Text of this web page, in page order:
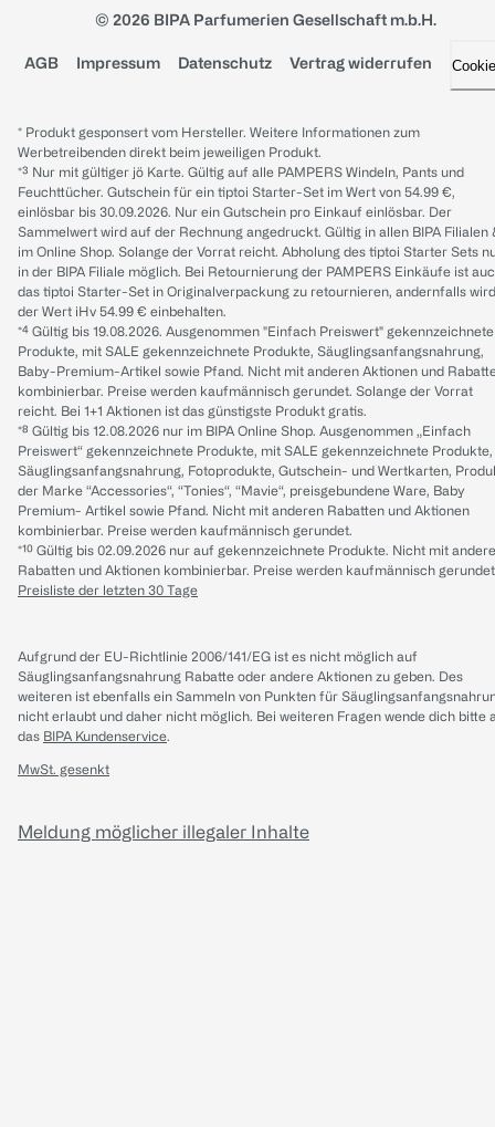
© 2026 BIPA Parfumerien Gesellschaft m.b.H.
AGB Impressum Datenschutz Vertrag widerrufen
* Produkt gesponsert vom Hersteller. Weitere Informationen zum
Werbetreibenden direkt beim jeweiligen Produkt.
*³ Nur mit gültiger jö Karte. Gültig auf alle PAMPERS Windeln, Pants und
Feuchttücher. Gutschein für ein tiptoi Starter-Set im Wert von 54.99 €,
einlösbar bis 30.09.2026. Nur ein Gutschein pro Einkauf einlösbar. Der
Sammelwert wird auf der Rechnung angedruckt. Gültig in allen BIPA Filialen
im Online Shop. Solange der Vorrat reicht. Abholung des tiptoi Starter Sets
in der BIPA Filiale möglich. Bei Retournierung der PAMPERS Einkäufe ist
das tiptoi Starter-Set in Originalverpackung zu retournieren, andernfalls wird
der Wert iHv 54.99 € einbehalten.
*⁴ Gültig bis 19.08.2026. Ausgenommen "Einfach Preiswert" gekennzeichnete
Produkte, mit SALE gekennzeichnete Produkte, Säuglingsanfangsnahrung,
Baby-Premium-Artikel sowie Pfand. Nicht mit anderen Aktionen und
kombinierbar. Preise werden kaufmännisch gerundet. Solange der Vorrat
reicht. Bei 1+1 Aktionen ist das günstigste Produkt gratis.
*⁸ Gültig bis 12.08.2026 nur im BIPA Online Shop. Ausgenommen „Einfach
Preiswert“ gekennzeichnete Produkte, mit SALE gekennzeichnete Produkte,
Säuglingsanfangsnahrung, Fotoprodukte, Gutschein- und Wertkarten,
der Marke “Accessories“, “Tonies“, “Mavie“, preisgebundene Ware, Baby
Premium- Artikel sowie Pfand. Nicht mit anderen Rabatten und Aktionen
kombinierbar. Preise werden kaufmännisch gerundet.
*¹⁰ Gültig bis 02.09.2026 nur auf gekennzeichnete Produkte. Nicht mit
Rabatten und Aktionen kombinierbar. Preise werden kaufmännisch
Preisliste der letzten 30 Tage
Aufgrund der EU-Richtlinie 2006/141/EG ist es nicht möglich auf
Säuglingsanfangsnahrung Rabatte oder andere Aktionen zu geben. Des
weiteren ist ebenfalls ein Sammeln von Punkten für
nicht erlaubt und daher nicht möglich. Bei weiteren Fragen wende dich bitte
das BIPA Kundenservice.
MwSt. gesenkt
Meldung möglicher illegaler Inhalte